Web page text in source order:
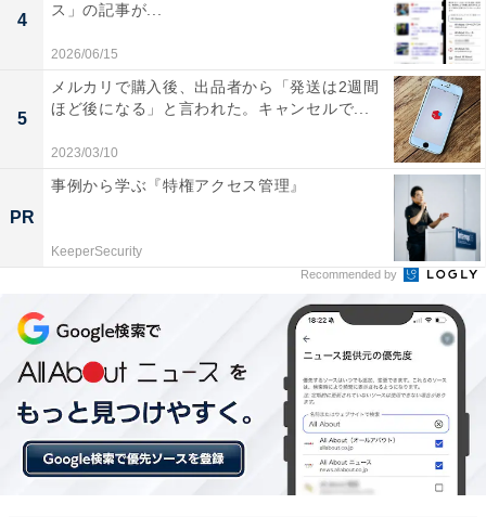
BOSE HOME SPEAKER 300 スマートスピーカー（出典：Amazon）
＞Amazonのページで見る
4
ス」の記事が...
2026/06/15
5
メルカリで購入後、出品者から「発送は2週間
ほど後になる」と言われた。キャンセルで...
2023/03/10
PR
事例から学ぶ『特権アクセス管理』
KeeperSecurity
Recommended by